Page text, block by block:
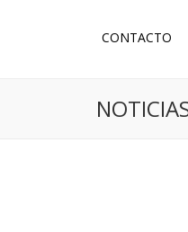
CONTACTO